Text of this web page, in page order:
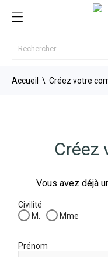
Accueil Créez votre
Créez
Vous avez déjà
Civilité
M.
Mme
Prénom